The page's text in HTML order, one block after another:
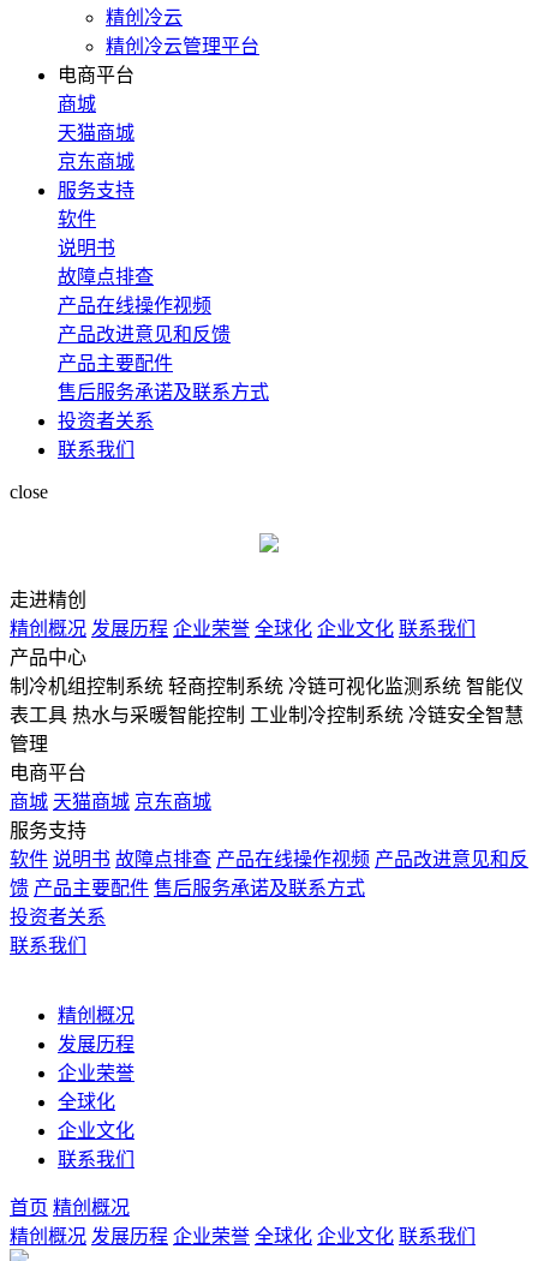
精创冷云
精创冷云管理平台
电商平台
商城
天猫商城
京东商城
服务支持
软件
说明书
故障点排查
产品在线操作视频
产品改进意见和反馈
产品主要配件
售后服务承诺及联系方式
投资者关系
联系我们
close
走进精创
精创概况 发展历程 企业荣誉 全球化 企业文化 联系我们
产品中心
制冷机组控制系统 轻商控制系统 冷链可视化监测系统 智能仪
表工具 热水与采暖智能控制 工业制冷控制系统 冷链安全智慧
管理
电商平台
商城 天猫商城 京东商城
服务支持
软件 说明书 故障点排查 产品在线操作视频 产品改进意见和反
馈 产品主要配件 售后服务承诺及联系方式
投资者关系
联系我们
精创概况
发展历程
企业荣誉
全球化
企业文化
联系我们
首页 精创概况
精创概况 发展历程 企业荣誉 全球化 企业文化 联系我们